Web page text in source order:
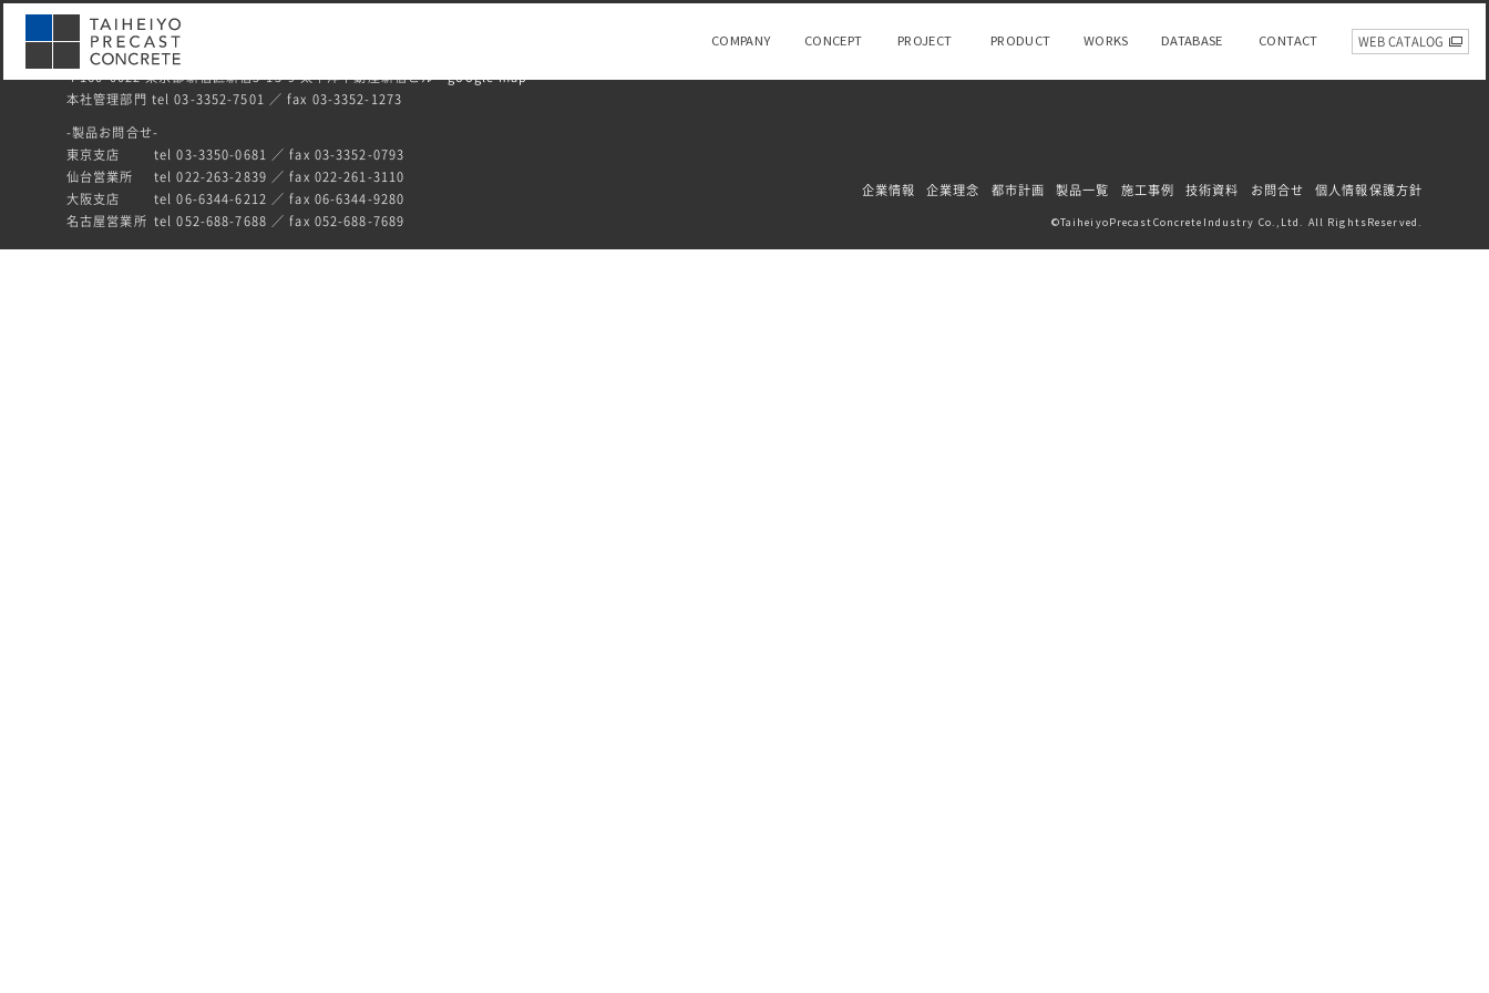
COMPANY CONCEPT PROJECT PRODUCT WORKS DATABASE CONTACT WEB CATALOG
本社管理部門 tel 03-3352-7501 ／ fax 03-3352-1273
-製品お問合せ-
東京支店
tel 03-3350-0681 ／ fax 03-3352-0793
仙台営業所
tel 022-263-2839 ／ fax 022-261-3110
大阪支店
tel 06-6344-6212 ／ fax 06-6344-9280
名古屋営業所
tel 052-688-7688 ／ fax 052-688-7689
企業情報 企業理念 都市計画 製品一覧 施工事例 技術資料 お問合せ 個人情報保護方針
TaiheiyoPrecastConcreteIndustry Co.,Ltd. All RightsReserved.